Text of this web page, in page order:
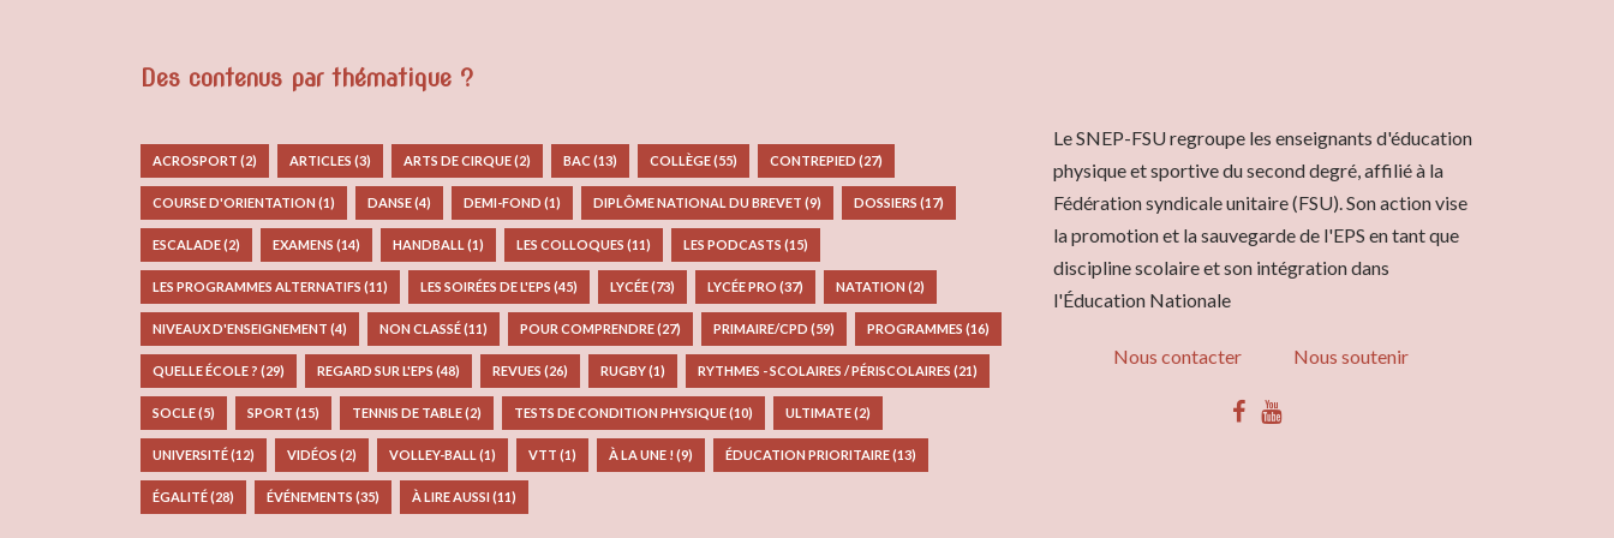
Des contenus par thématique ?
ACROSPORT (2) ARTICLES (3) ARTS DE CIRQUE(2) BAC (13) COLLÈGE(55) CONTREPIED (27)
COURSE D'ORIENTATION (1) DANSE(4) DEMI-FOND (1) DIPLÔME NATIONAL DU BREVET (9) DOSSIERS (17)
ESCALADE(2) EXAMENS (14) HANDBALL (1) LES COLLOQUES (11) LES PODCASTS (15)
LES PROGRAMMES ALTERNATIFS (11) LES SOIRÉES DE L'EPS (45) LYCÉE(73) LYCÉE PRO (37) NATATION (2)
NIVEAUX D'ENSEIGNEMENT (4) NON CLASSÉ(11) POUR COMPRENDRE(27) PRIMAIRE/CPD (59) PROGRAMMES (16)
QUELLE ÉCOLE ? (29) REGARD SUR L'EPS (48) REVUES (26) RUGBY(1) RYTHMES - SCOLAIRES / PÉRISCOLAIRES (21)
SOCLE(5) SPORT (15) TENNIS DE TABLE(2) TESTS DE CONDITION PHYSIQUE(10) ULTIMATE(2)
UNIVERSITÉ(12) VIDÉOS (2) VOLLEY-BALL (1) VTT (1) À LA UNE ! (9) ÉDUCATION PRIORITAIRE(13)
ÉGALITÉ(28) ÉVÉNEMENTS (35) À LIRE AUSSI (11)
Le SNEP-FSU regroupe les enseignants d'éducation
physique et sportive du second degré, affilié à la
Fédération syndicale unitaire (FSU). Son action vise
la promotion et la sauvegarde de l'EPS en tant que
discipline scolaire et son intégration dans
l'Éducation Nationale
Nous contacter Nous soutenir